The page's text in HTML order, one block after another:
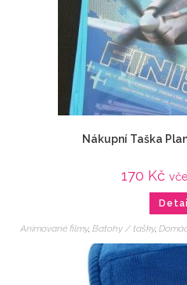
Nákupní Taška
170 Kč
Animované filmy, Batohy / tašky,